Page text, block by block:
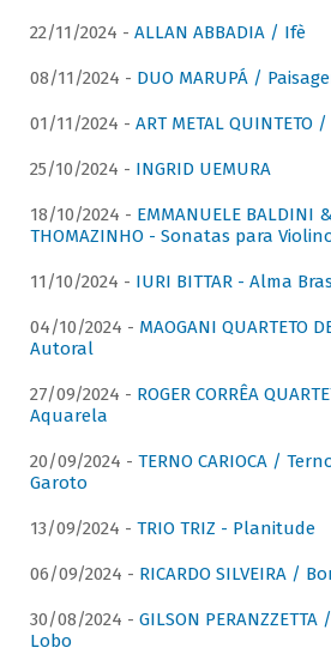
22/11/2024 - ALLAN ABBADIA / Ifè
08/11/2024 - DUO MARUPÁ /
01/11/2024 - ART METAL QUINTETO /
25/10/2024 - INGRID UEMURA
18/10/2024 - EMMANUELE BALDINI
THOMAZINHO - Sonatas para
11/10/2024 - IURI BITTAR - Alma
04/10/2024 - MAOGANI QUARTETO
Autoral
27/09/2024 - ROGER CORRÊA
Aquarela
20/09/2024 - TERNO CARIOCA /
Garoto
13/09/2024 - TRIO TRIZ - Planitude
06/09/2024 - RICARDO SILVEIRA /
30/08/2024 - GILSON
Lobo